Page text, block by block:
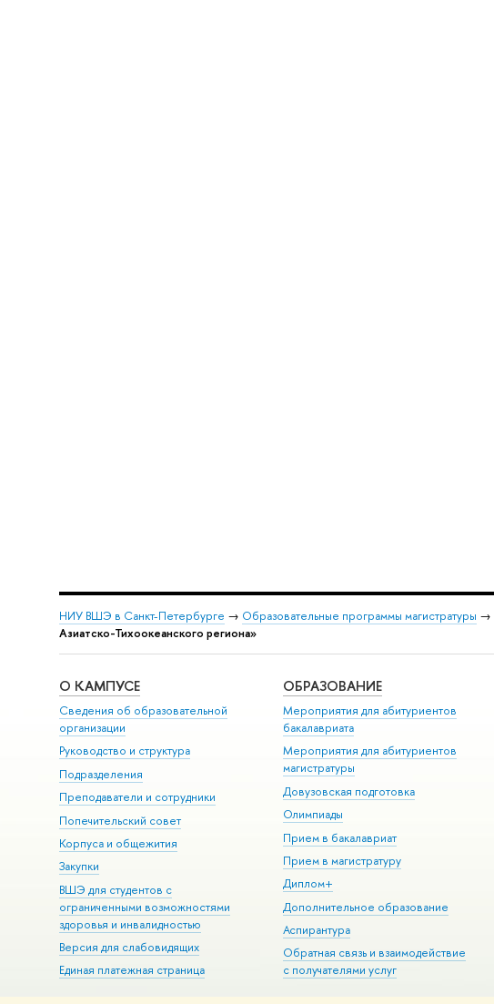
НИУ ВШЭ в Санкт-Петербурге → Образовательные программы магистратуры →
Азиатско-Тихоокеанского региона»
О КАМПУСЕ
Сведения об образовательной
организации
Руководство и структура
Подразделения
Преподаватели и сотрудники
Попечительский совет
Корпуса и общежития
Закупки
ВШЭ для студентов с
ограниченными возможностями
здоровья и инвалидностью
Версия для слабовидящих
Единая платежная страница
ОБРАЗОВАНИЕ
Мероприятия для абитуриентов
бакалавриата
Мероприятия для абитуриентов
магистратуры
Довузовская подготовка
Олимпиады
Прием в бакалавриат
Прием в магистратуру
Диплом+
Дополнительное образование
Аспирантура
Обратная связь и взаимодействие
с получателями услуг